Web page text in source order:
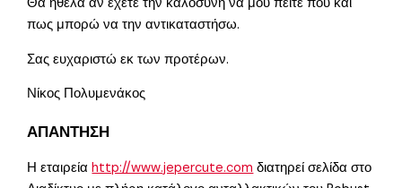
πως μπορώ να την αντικαταστήσω.
Σας ευχαριστώ εκ των προτέρων.
Νίκος Πολυμενάκος
ΑΠΑΝΤΗΣΗ
Η εταιρείαhttp://www.jepercute.com διατηρεί σελίδα στο